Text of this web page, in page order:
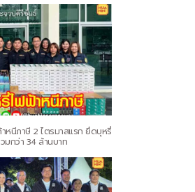
หนีภาษี 2 ไตรมาสแรก ยึดบุหรี่
มกว่า 34 ล้านบาท